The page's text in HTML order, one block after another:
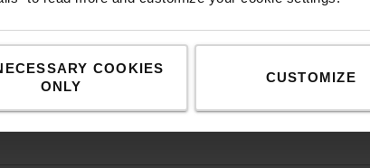
COOKIES
ONLY
CUSTOMIZE
között víz szivárog. Az akkumulátor és a tálca
a víz szintjét rendszeresen ellenőrizni kell, és szükség
Ez a 6 literes tartállyal rendelkező manuális szivattyú,
ezt a célt szolgálják. Az összes alkatrész